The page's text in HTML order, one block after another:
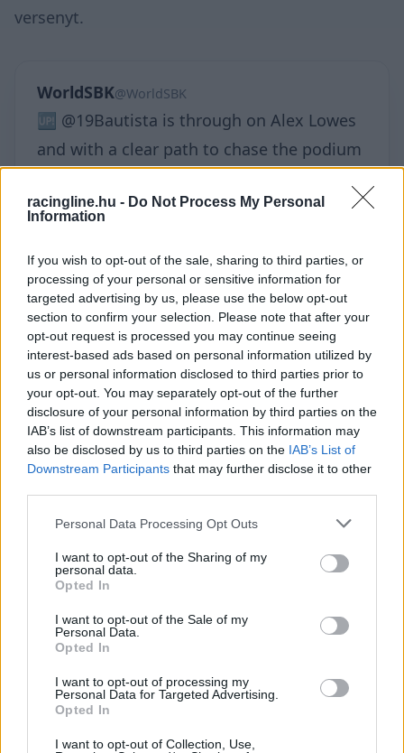
racingline.hu - Do Not Process My Personal
Information
If you wish to opt-out of the sale, sharing to third parties, or
processing of your personal or sensitive information for
targeted advertising by us, please use the below opt-out
section to confirm your selection. Please note that after your
opt-out request is processed you may continue seeing
interest-based ads based on personal information utilized by
us or personal information disclosed to third parties prior to
your opt-out. You may separately opt-out of the further
disclosure of your personal information by third parties on the
IAB’s list of downstream participants. This information may
also be disclosed by us to third parties on the IAB’s List of
Downstream Participants that may further disclose it to other
Please note that this website/app uses one or more Google
not limited to your visit or usage behaviour. You may click to
grant or deny consent to Google and its third-party tags to
use your data for below specified purposes in below Google
consent section.
Personal Data Processing Opt Outs
I want to opt-out of the Sharing of my
personal data.
Opted In
I want to opt-out of the Sale of my
Personal Data.
Opted In
I want to opt-out of processing my
Personal Data for Targeted Advertising.
Opted In
I want to opt-out of Collection, Use,
versenyt.
WorldSBK@WorldSBK
🆙 @19Bautista is through on Alex Lowes
and with a clear path to chase the podium
▶
Megtekintés az X-en